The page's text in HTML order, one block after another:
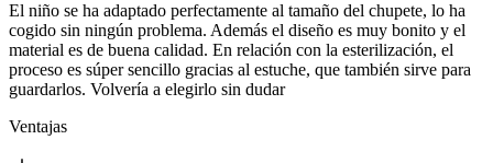
El niño se ha adaptado perfectamente al tamaño del chupete, lo ha
cogido sin ningún problema. Además el diseño es muy bonito y el
material es de buena calidad. En relación con la esterilización, el
proceso es súper sencillo gracias al estuche, que también sirve para
guardarlos. Volvería a elegirlo sin dudar
Ventajas